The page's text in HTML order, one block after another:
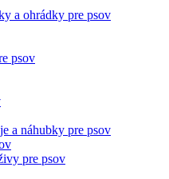
a ohrádky pre psov
psov
a náhubky pre psov
pre psov